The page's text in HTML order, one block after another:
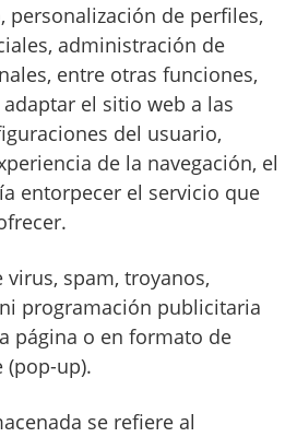
personalización de perfiles,
administración de
entre otras funciones,
el sitio web a las
del usuario,
de la navegación, el
entorpecer el servicio que
spam, troyanos,
programación publicitaria
página o en formato de
(pop-up).
se refiere al